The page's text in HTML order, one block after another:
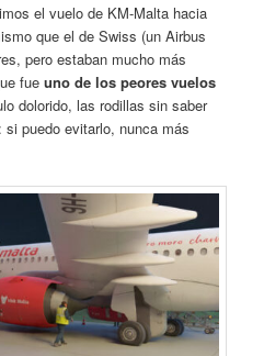
el vuelo de KM-Malta hacia
que el de Swiss (un Airbus
pero estaban mucho más
fue uno de los peores vuelos
dolorido, las rodillas sin saber
puedo evitarlo, nunca más